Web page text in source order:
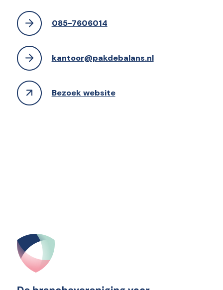
085-7606014
kantoor@pakdebalans.nl
Bezoek website